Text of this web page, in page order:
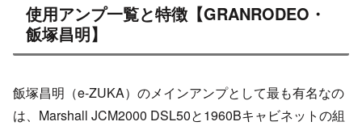
使用アンプ一覧と特徴【GRANRODEO・
飯塚昌明】
飯塚昌明（e-ZUKA）のメインアンプとして最も有名なの
は、Marshall JCM2000 DSL50と1960Bキャビネットの組